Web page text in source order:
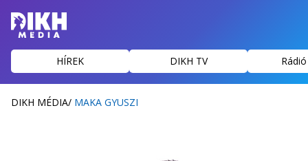
HÍREK DIKH TV
DIKH MÉDIA/ MAKA GYUSZI